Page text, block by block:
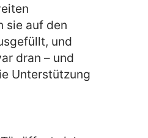
sie auf den
und
dran – und
Unterstützung